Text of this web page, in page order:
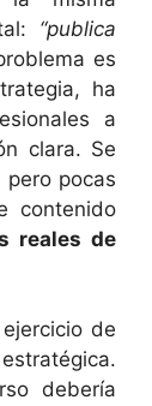
“publica
es
ha
a
clara. Se
pocas
contenido
reales de
de
debería